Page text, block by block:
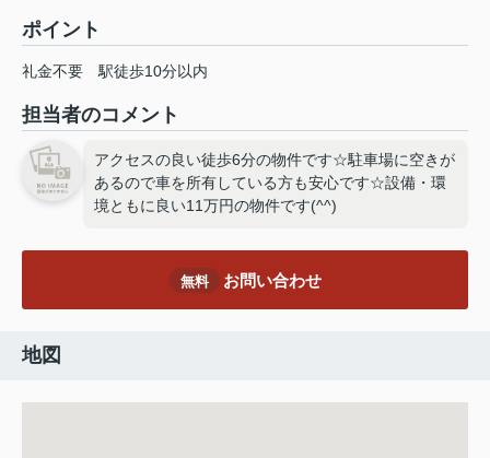
ポイント
礼金不要 駅徒歩10分以内
担当者のコメント
アクセスの良い徒歩6分の物件です☆駐車場に空きが
あるので車を所有している方も安心です☆設備・環
境ともに良い11万円の物件です(^^)
無料 お問い合わせ
地図